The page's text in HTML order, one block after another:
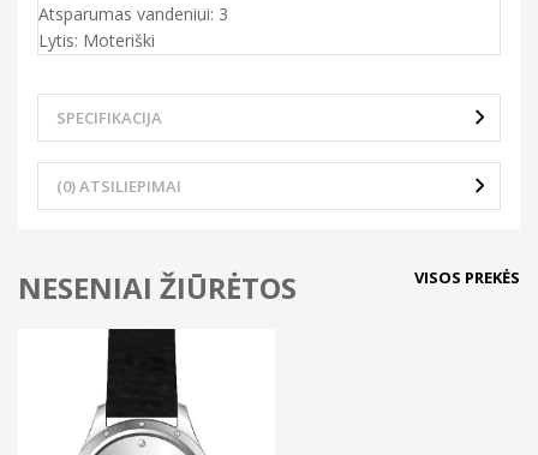
Atsparumas vandeniui: 3
Lytis: Moteriški
SPECIFIKACIJA
(0) ATSILIEPIMAI
NESENIAI ŽIŪRĖTOS VISOS PREKĖS